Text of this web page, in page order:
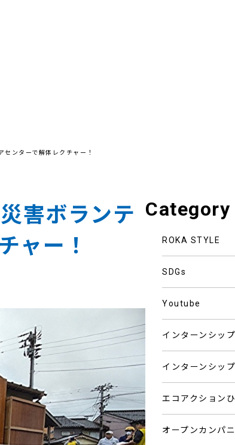
ンターで解体レクチャー！
害ボランテ
ャー！
Category
ROKA STYLE
SDGs
Youtube
インターンシップ
インターンシップ
エコアクション
オープンカンパ